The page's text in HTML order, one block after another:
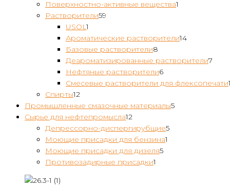
товаров
Поверхностно-активные вещества1
Растворители59
USOL1
товар
Ароматические растворители1414
Базовые растворители8
товаров
Деароматизированные растворители7
Нефтяные растворители66
товаров
Смесевые растворители для флексопечати1
Спирты12
товаров
Промышленные смазочные материалы55
Сырье для нефтепромысла12
товаров
Депрессорно-диспергирубщие55
Моющие присадки для бензина1
Моющие присадки для дизеля55
Противозадирные присадки1